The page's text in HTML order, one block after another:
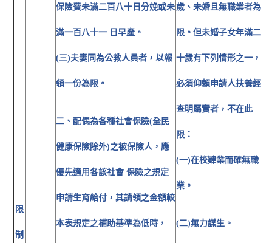
限
制
保險費未滿二百八十日分娩或未
滿一百八十一 日早產。
(三)夫妻同為公教人員者，以報
領一份為限。
二、配偶為各種社會保險(全民
健康保險除外)之被保險人，應
優先適用各該社會 保險之規定
申請生育給付，其請領之金額較
本表規定之補助基準為低時，
歲、未婚且無職業者為
限。但未婚子女年滿二
十歲有下列情形之一，
必須仰賴申請人扶養經
查明屬實者，不在此
限：
(一)在校肄業而確無職
業。
(二)無力謀生。